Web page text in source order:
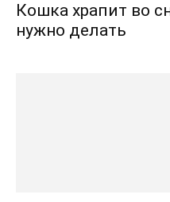
Кошка храпит во
нужно делать